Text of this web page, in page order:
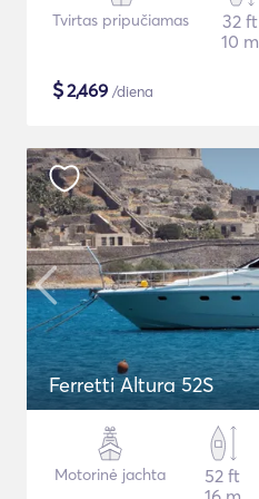
Tvirtas pripučiamas
32 ft
10 m
$2,469 /diena
Ferretti Altura 52S
Motorinė jachta
52 ft